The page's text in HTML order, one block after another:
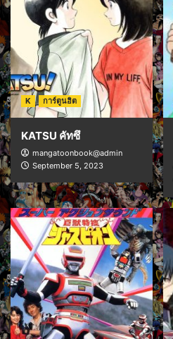
K การ์ตูนฮิต
KATSU คัทซึ
mangatoonbook@admin
September 5, 2023